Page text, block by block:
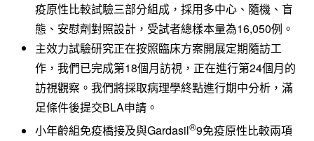
疫原性比較試驗三部分組成，採用多中心、隨機、盲
態、安慰劑對照設計，受試者總樣本量為16,050例。
主效力試驗研究正在按照臨床方案開展定期隨訪工
作，我們已完成第18個月訪視，正在進行第24個月的
訪視觀察。我們將採取病理學終點進行期中分析，滿
足條件後提交BLA申請。
小年齡組免疫橋接及與Gardasil®9免疫原性比較兩項